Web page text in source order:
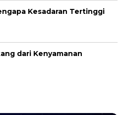
Kesadaran Tertinggi
dari Kenyamanan